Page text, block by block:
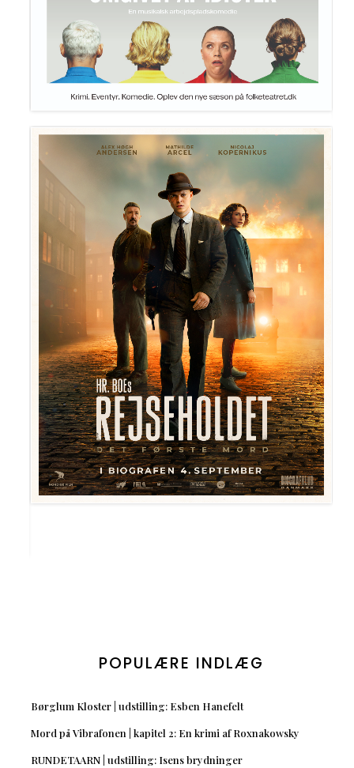
POPULÆRE INDLÆG
Børglum Kloster | udstilling: Esben Hanefelt
Mord på Vibrafonen | kapitel 2: En krimi af Roxnakowsky
RUNDETAARN | udstilling: Isens brydninger